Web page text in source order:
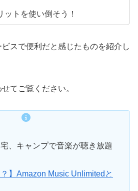
ットを使い倒そう！
スで便利だと感じたものを紹介し
てご覧ください。
、キャンプで音楽が聴き放題
？】Amazon Music Unlimitedと